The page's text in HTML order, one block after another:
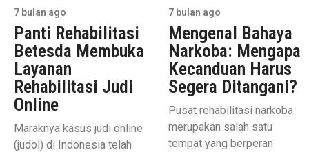
7 bulan ago
Panti Rehabilitasi
Betesda Membuka
Layanan
Rehabilitasi Judi
Online
Maraknya kasus judi online
(judol) di Indonesia telah
7 bulan ago
Mengenal Bahaya
Narkoba: Mengapa
Kecanduan Harus
Segera Ditangani?
Pusat rehabilitasi narkoba
merupakan salah satu
tempat yang berperan